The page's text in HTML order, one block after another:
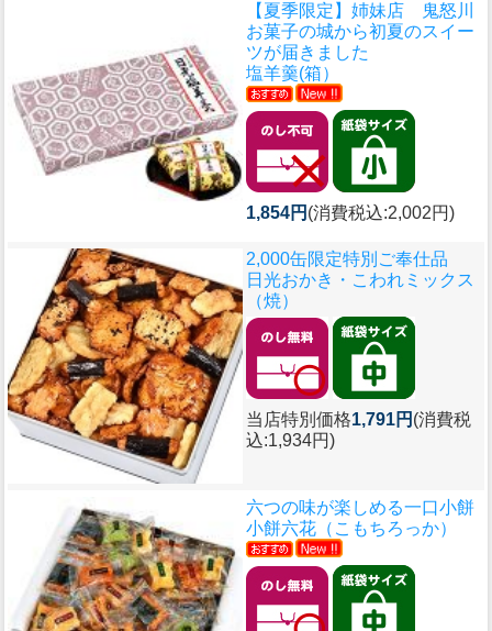
【夏季限定】姉妹店 鬼怒川
お菓子の城から初夏のスイー
ツが届きました
塩羊羹(箱）
1,854円 (消費税込:2,002円)
2,000缶限定特別ご奉仕品
日光おかき・こわれミックス
（焼）
当店特別価格1,791円 (消費税
込:1,934円)
六つの味が楽しめる一口小餅
小餅六花（こもちろっか）